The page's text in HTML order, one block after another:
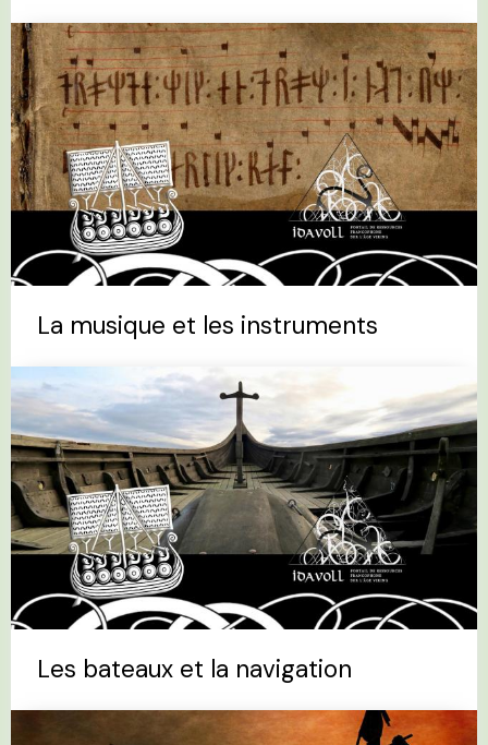
La musique et les instruments
Les bateaux et la navigation